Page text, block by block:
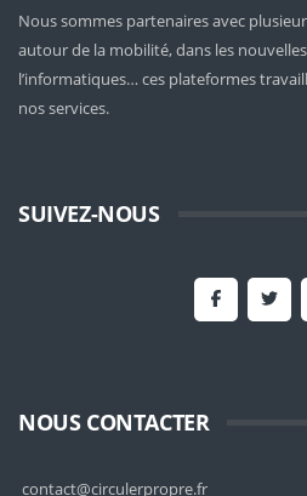
Nous sommes partenaires avec
autour de la mobilité, dans les
l’informatiques… ces plateformes
nos services.
SUIVEZ-NOUS
NOUS CONTACTER
contact@circulerpropre.fr